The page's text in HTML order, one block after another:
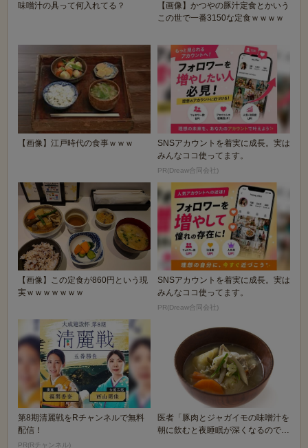
味噌汁の具って何入れてる？
【画像】かつやの豚汁定食とかいう
この世で一番3150な定食ｗｗｗｗ
【画像】江戸時代の食事ｗｗｗ
SNSアカウントを着実に成長。実は
みんなココ使ってます。
PR(Dreaw合同会社)
【画像】この定食が860円という現
実ｗｗｗｗｗｗｗ
SNSアカウントを着実に成長。実は
みんなココ使ってます。
PR(Dreaw合同会社)
第8期清麗戦をRチャンネルで無料
配信！
PR(Rチャンネル)
医者「豚肉とジャガイモの味噌汁を
朝に飲むと夜睡眠が深くなるのでお